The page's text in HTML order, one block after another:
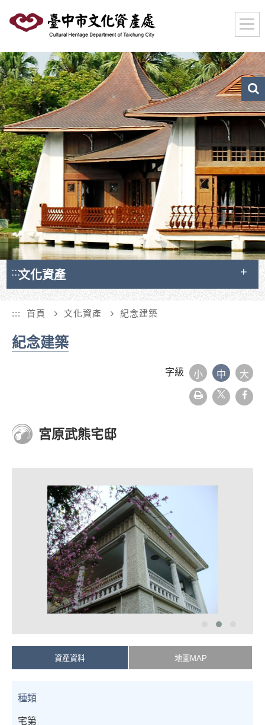
要
內
容
區
塊
:::文化資產
::: 首頁 文化資產 紀念建築
紀念建築
字級 小 中 大
友
善
宮原武熊宅邸
資產資料 地圖MAP
種類
宅第
文
化
資
搜
尋